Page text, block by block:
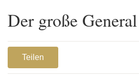
Der große
Teilen